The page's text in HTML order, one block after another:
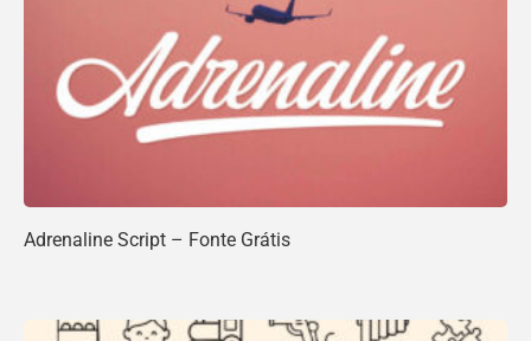
Adrenaline Script – Fonte Grátis